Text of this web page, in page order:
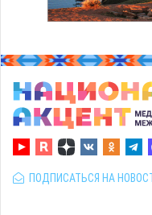
ПОДПИСАТЬСЯ НА